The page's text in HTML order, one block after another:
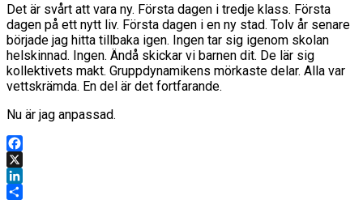
Det är svårt att vara ny. Första dagen i tredje klass. Första
dagen på ett nytt liv. Första dagen i en ny stad. Tolv år senare
började jag hitta tillbaka igen. Ingen tar sig igenom skolan
helskinnad. Ingen. Ändå skickar vi barnen dit. De lär sig
kollektivets makt. Gruppdynamikens mörkaste delar. Alla var
vettskrämda. En del är det fortfarande.
Nu är jag anpassad.
Facebook
X
LinkedIn